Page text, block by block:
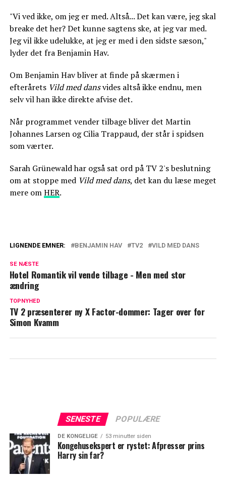
"Vi ved ikke, om jeg er med. Altså... Det kan være, jeg skal
breake det her? Det kunne sagtens ske, at jeg var med.
Jeg vil ikke udelukke, at jeg er med i den sidste sæson,"
lyder det fra Benjamin Hav.
Om Benjamin Hav bliver at finde på skærmen i
efterårets Vild med dansvides altså ikke endnu, men
selv vil han ikke direkte afvise det.
Når programmet vender tilbage bliver det Martin
Johannes Larsen og Cilia Trappaud, der står i spidsen
som værter.
Sarah Grünewald har også sat ord på TV 2's beslutning
om at stoppe med Vild med dans, det kan du læse meget
mere omHER.
med dans'
LIGNENDE EMNER: BENJAMIN HAV TV2 VILD MED DANS
SE NÆSTE
Hotel Romantik vil vende tilbage - Men med stor
ændring
TOPNYHED
TV 2 præsenterer ny X Factor-dommer: Tager over for
Simon Kvamm
SENESTE POPULÆRE
DE KONGELIGE 53 minutter siden
Kongehusekspert er rystet: Afpresser prins
Harry sin far?